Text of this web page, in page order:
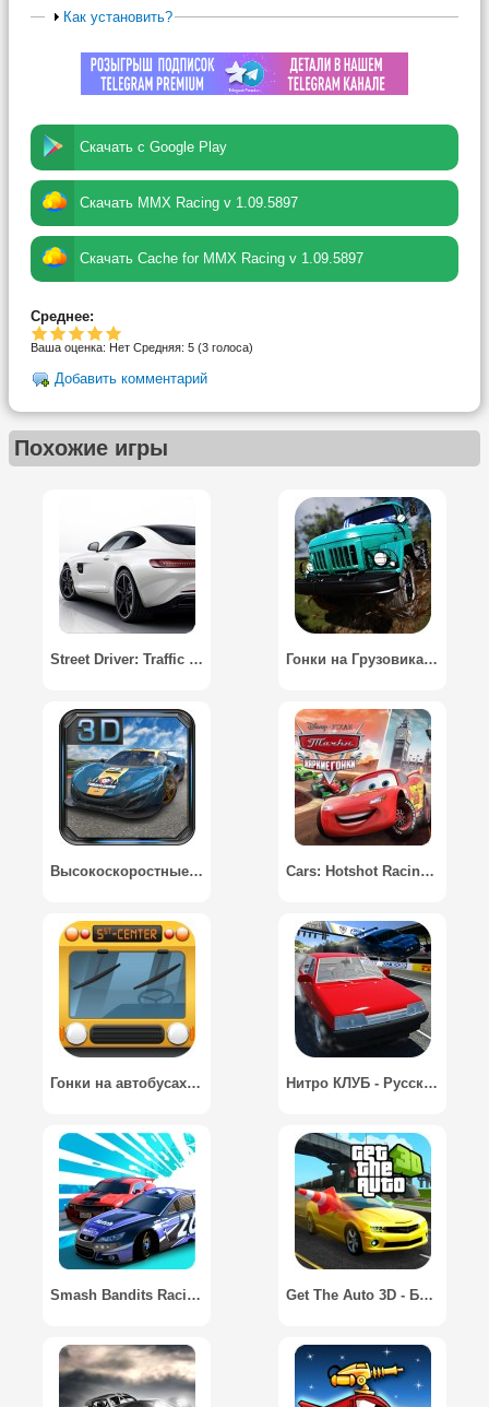
Как установить?
Скачать с Google Play
Скачать MMX Racing v 1.09.5897
Скачать Cache for MMX Racing v 1.09.5897
Среднее:
Ваша оценка: Нет Средняя: 5 (3 голоса)
Добавить комментарий
Похожие игры
Street Driver: Traffic Racing Гонки на Грузовиках Симулятор / Racing Truck Simulator
Высокоскоростные 3D Гонки / High Speed 3D Racing Cars: Hotshot Racing (2D) / Тачки: Жаркие гонки (2D)
Гонки на автобусах 3D / Bus Racing 3D Нитро КЛУБ - Русские Гонки / Nitro CLUB Russian Racing
Smash Bandits Racing Get The Auto 3D - Быстрые Гонки 3D